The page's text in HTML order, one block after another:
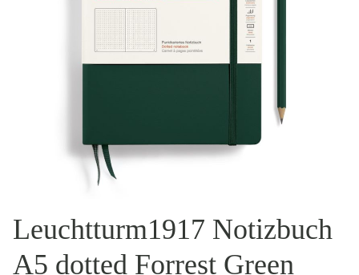
Leuchtturm1917 Notizbuch
A5 dotted Forrest Green